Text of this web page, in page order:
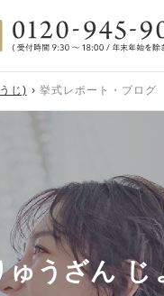
じ) 挙式レポート・ブログ
うざん